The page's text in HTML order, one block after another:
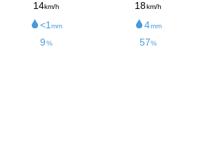
14km/h
<1 mm
9%
18km/h
4mm
57%